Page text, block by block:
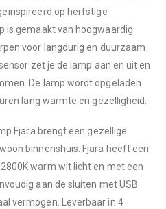
op herfstige
is gemaakt van hoogwaardig
voor langdurig en duurzaam
zet je de lamp aan en uit en
De lamp wordt opgeladen
lang warmte en gezelligheid.
Fjara brengt een gezellige
binnenshuis. Fjara heeft een
warm wit licht en met een
aan de sluiten met USB
vermogen. Leverbaar in 4